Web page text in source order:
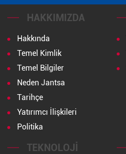
HAKKIMIZDA
Hakkında
Temel Kimlik
Temel Bilgiler
Neden Jantsa
Tarihçe
Yatırımcı İlişkileri
Politika
TEKNOLOJI